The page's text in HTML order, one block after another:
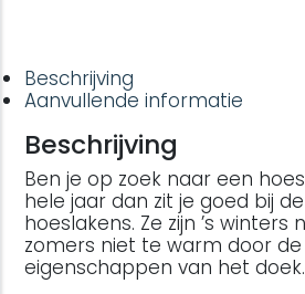
Beschrijving
Aanvullende informatie
Beschrijving
Ben je op zoek naar een
hele jaar dan zit je goed bij
hoeslakens. Ze zijn ’s winters
zomers niet te warm door de
eigenschappen van het doek.